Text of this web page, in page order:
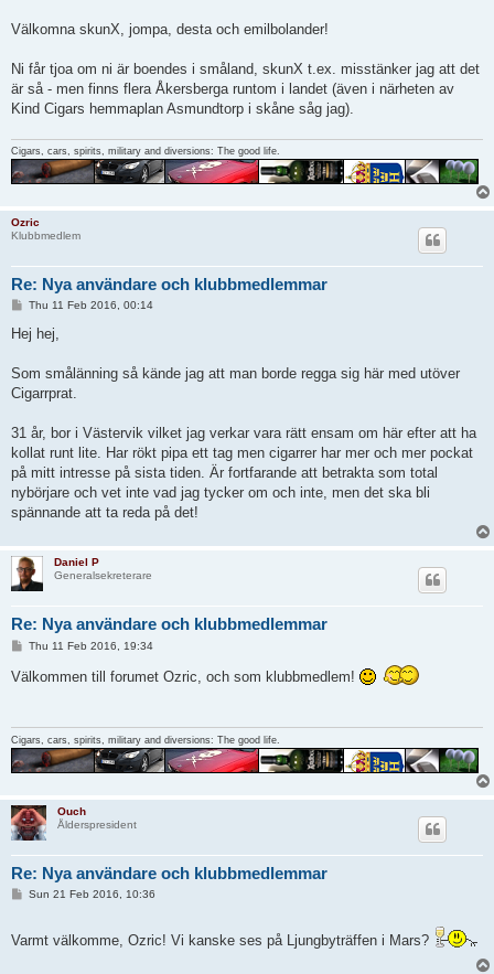
Välkomna skunX, jompa, desta och emilbolander!
Ni får tjoa om ni är boendes i småland, skunX t.ex. misstänker jag att det
är så - men finns flera Åkersberga runtom i landet (även i närheten av
Kind Cigars hemmaplan Asmundtorp i skåne såg jag).
Cigars, cars, spirits, military and diversions: The good life.
Ozric
Klubbmedlem
Re: Nya användare och klubbmedlemmar
P
s
Thu 11 Feb 2016, 00:14
Hej hej,
Som smålänning så kände jag att man borde regga sig här med utöver
Cigarrprat.
31 år, bor i Västervik vilket jag verkar vara rätt ensam om här efter att ha
kollat runt lite. Har rökt pipa ett tag men cigarrer har mer och mer pockat
på mitt intresse på sista tiden. Är fortfarande att betrakta som total
nybörjare och vet inte vad jag tycker om och inte, men det ska bli
spännande att ta reda på det!
Daniel P
Generalsekreterare
Re: Nya användare och klubbmedlemmar
P
s
t
Thu 11 Feb 2016, 19:34
Välkommen till forumet Ozric, och som klubbmedlem!
Cigars, cars, spirits, military and diversions: The good life.
Ouch
Ålderspresident
Re: Nya användare och klubbmedlemmar
PSun 21 Feb 2016, 10:36
Varmt välkomme, Ozric! Vi kanske ses på Ljungbyträffen i Mars?